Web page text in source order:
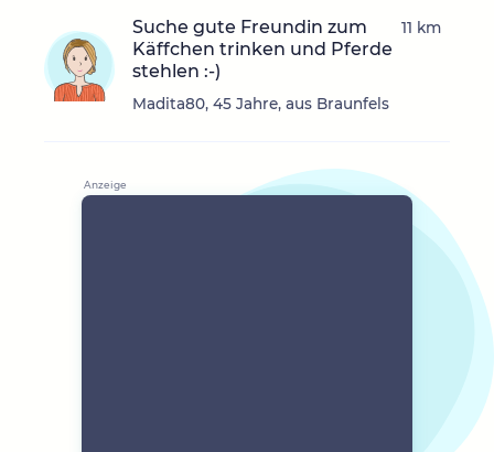
Suche gute Freundin zum
Käffchen trinken und Pferde
stehlen :-)
Madita80, 45 Jahre, aus Braunfels
11 km